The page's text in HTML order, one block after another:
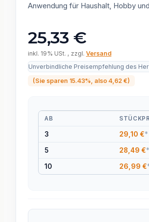
Anwendung für Haushalt, Hobby
25,33 €
inkl. 19% USt. , zzgl. Versand
Unverbindliche Preisempfehlung des
(Sie sparen 15.43% , also 4,62 €)
AB
3 29,10 €*
5 28,49 €*
10 26,99 €